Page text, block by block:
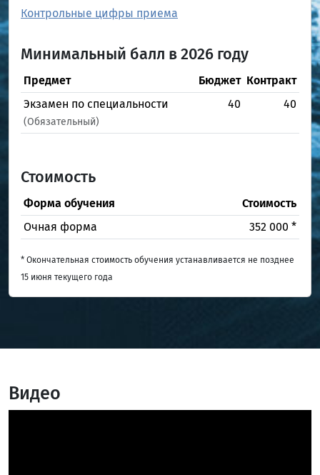
Контрольные цифры приема
Минимальный балл в 2026 году
Предмет Бюджет Контракт
Экзамен по специальности
(Обязательный)
40 40
Стоимость
Форма обучения
Стоимость
Очная форма
352 000 *
* Окончательная стоимость обучения устанавливается не позднее
15 июня текущего года
Видео